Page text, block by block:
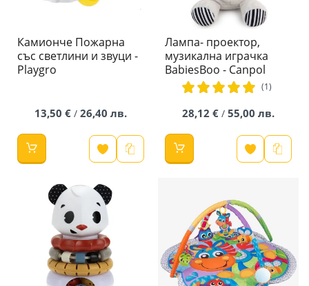
Камионче Пожарна
със светлини и звуци -
Playgro
13,50 € / 26,40 лв.
Лампа- проектор,
музикална играчка
BabiesBoo - Canpol
рейтинг:
(1)
28,12 € / 55,00 лв.